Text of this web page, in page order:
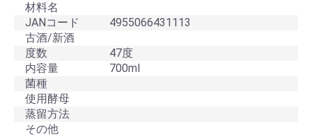
材料名
JANコード
4955066431113
古酒/新酒
度数
47度
内容量
700ml
菌種
使用酵母
蒸留方法
その他